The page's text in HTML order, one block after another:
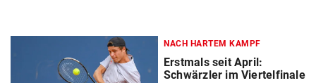
NACH HARTEM KAMPF
Erstmals seit April:
Schwärzler im Viertelfinale